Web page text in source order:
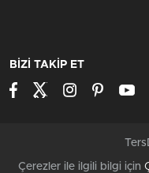
BİZİ TAKİP ET
Çerezler ile ilgili bilgi için